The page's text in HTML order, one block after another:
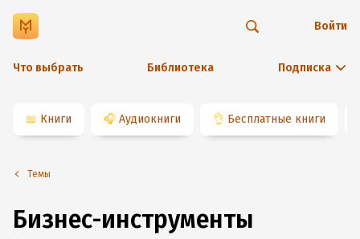
Что выбрать Библиотека Подписка
Войти
📖 Книги 🎧 Аудиокниги 👌 Бесплатные книги
Темы
Бизнес-инструменты